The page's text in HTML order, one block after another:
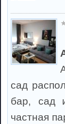
сад
бар, сад
частная